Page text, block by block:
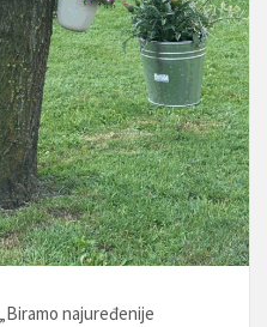
najuređenije